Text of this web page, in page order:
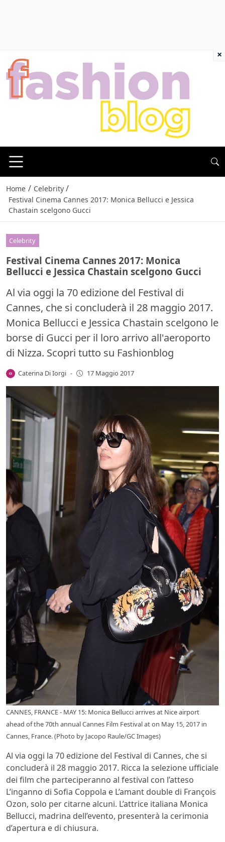
Home / Celebrity /
Festival Cinema Cannes 2017: Monica Bellucci e Jessica
Chastain scelgono Gucci
Celebrity
Festival Cinema Cannes 2017: Monica
Bellucci e Jessica Chastain scelgono Gucci
Al via oggi la 70 edizione del Festival di
Cannes, che si concluderà il 28 maggio 2017.
Monica Bellucci e Jessica Chastain scelgono le
borse di Gucci per il loro arrivo all'aeroporto
di Nizza. Scopri tutto su Fashionblog
Caterina Di Iorgi - 17 Maggio 2017
CANNES, FRANCE - MAY 15: Monica Bellucci arrives at Nice airport
ahead of the 70th annual Cannes Film Festival at on May 15, 2017 in
Cannes, France. (Photo by Jacopo Raule/GC Images)
Al via oggi la 70 edizione del Festival di Cannes, che si
concluderà il 28 maggio 2017. Ricca la selezione ufficiale
dei film che parteciperanno al festival con l’atteso
L’inganno di Sofia Coppola e L’amant double di François
Ozon, solo per citarne alcuni. L’attrice italiana Monica
Bellucci, madrina dell’evento, presenterà la cerimonia
d’apertura e di chiusura.
×